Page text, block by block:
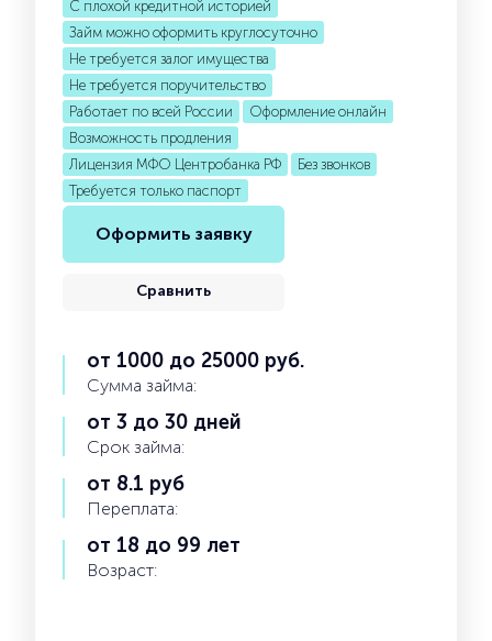
С плохой кредитной историей
Займ можно оформить круглосуточно
Не требуется залог имущества
Не требуется поручительство
Работает по всей России
Оформление онлайн
Возможность продления
Лицензия МФО Центробанка РФ
Без звонков
Требуется только паспорт
Оформить заявку
Сравнить
от 1000 до 25000 руб.
Сумма займа:
от 3 до 30 дней
Срок займа:
от 8.1 руб
Переплата:
от 18 до 99 лет
Возраст: